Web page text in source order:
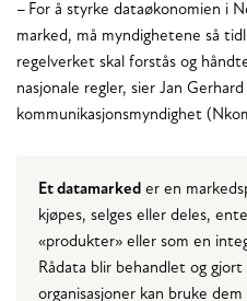
– For å styrke dataøkonomien i
marked, må myndighetene så
regelverket skal forstås og
nasjonale regler, sier Jan
kommunikasjonsmyndighet
Et datamarked er en
kjøpes, selges eller deles,
«produkter» eller som en
Rådata blir behandlet og
organisasjoner kan bruke